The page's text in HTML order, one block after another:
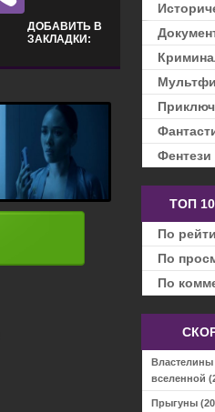
ДОБАВИТЬ В
ЗАКЛАДКИ:
Фентези
ТОП
По
По
По
Властелины
вселенной
Прыгуны